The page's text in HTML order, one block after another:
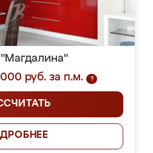
"Магдалина"
руб. за п.м.
?